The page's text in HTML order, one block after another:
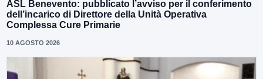
ASL Benevento: pubblicato l’avviso per il conferimento
dell’incarico di Direttore della Unità Operativa
Complessa Cure Primarie
10 AGOSTO 2026